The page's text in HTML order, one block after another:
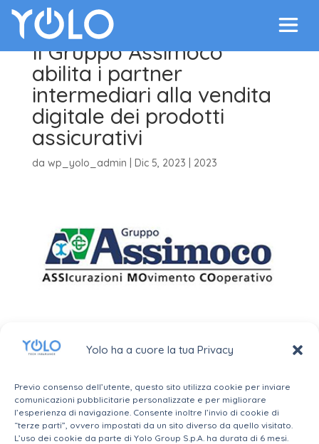
Yolo ha a cuore la tua Privacy
Previo consenso dell’utente, questo sito utilizza cookie per inviare
comunicazioni pubblicitarie personalizzate e per migliorare
l’esperienza di navigazione. Consente inoltre l’invio di cookie di
“terze parti”, ovvero impostati da un sito diverso da quello visitato.
L’uso dei cookie da parte di Yolo Group S.p.A. ha durata di 6 mesi.
Il Gruppo Assimoco
abilita i partner
intermediari alla vendita
digitale dei prodotti
assicurativi
da wp_yolo_admin Dic 5, 2023 2023
Phygital
Assimoco e realizzata in collaborazione con il partner
tecnologico Yolo, è stata personalizzata sia per
Banca Etica, sia per Raiffeisen.